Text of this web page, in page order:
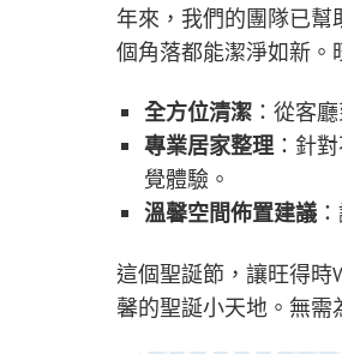
年來，我們的團隊已
個角落都能潔淨如新
全方位清潔 ：從客
專業居家整理：針
覺體驗。
溫馨空間佈置建議
這個聖誕節，讓旺得時
馨的聖誕小天地。無